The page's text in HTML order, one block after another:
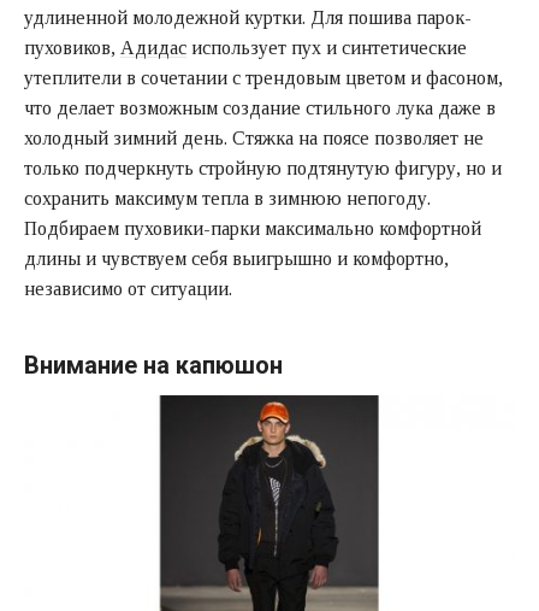
удлиненной молодежной куртки. Для пошива парок-
пуховиков, Адидас использует пух и синтетические
утеплители в сочетании с трендовым цветом и фасоном,
что делает возможным создание стильного лука даже в
холодный зимний день. Стяжка на поясе позволяет не
только подчеркнуть стройную подтянутую фигуру, но и
сохранить максимум тепла в зимнюю непогоду.
Подбираем пуховики-парки максимально комфортной
длины и чувствуем себя выигрышно и комфортно,
независимо от ситуации.
Внимание на капюшон